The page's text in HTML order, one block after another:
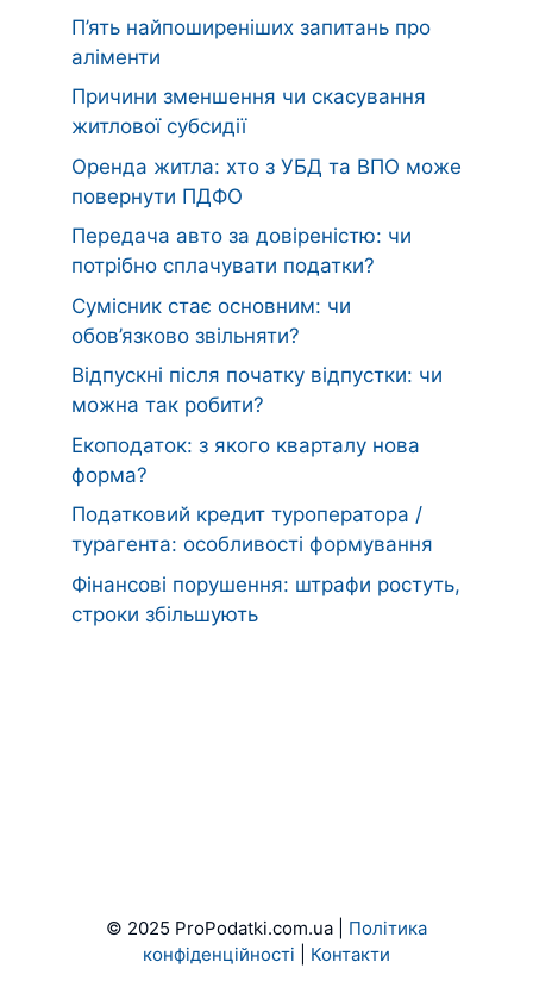
П’ять найпоширеніших запитань про
аліменти
Причини зменшення чи скасування
житлової субсидії
Оренда житла: хто з УБД та ВПО може
повернути ПДФО
Передача авто за довіреністю: чи
потрібно сплачувати податки?
Сумісник стає основним: чи
обов’язково звільняти?
Відпускні після початку відпустки: чи
можна так робити?
Екоподаток: з якого кварталу нова
форма?
Податковий кредит туроператора /
турагента: особливості формування
Фінансові порушення: штрафи ростуть,
строки збільшують
© 2025 ProPodatki.com.ua | Політика
конфіденційності
Контакти